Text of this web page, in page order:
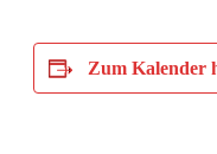
Zum Kalender